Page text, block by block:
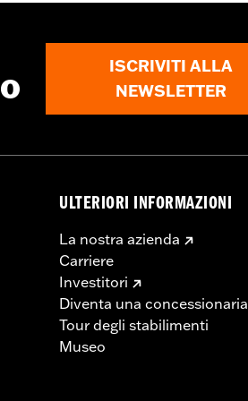
una modifica del cavo della
ISCRIVITI ALLA
NEWSLETTER
ULTERIORI INFORMAZIONI
La nostra azienda
Carriere
Investitori
Diventa una concessionaria
Tour degli stabilimenti
Museo